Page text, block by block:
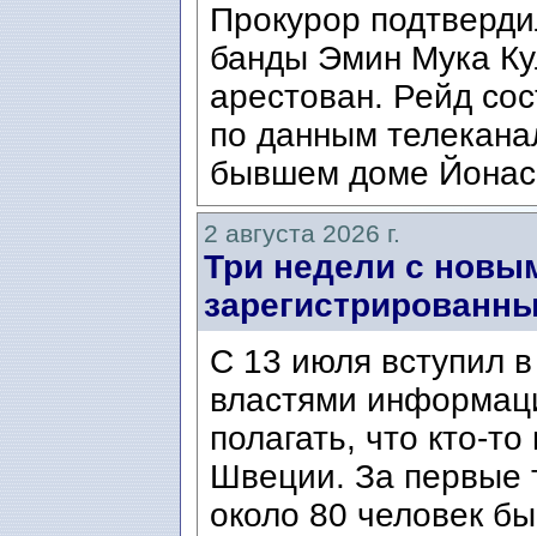
Прокурор
банды Эмин Мука
арестован. Рейд
по данным
бывшем доме
2 августа 2026 г.
Три недели с
С 13 июля вступил
властями
полагать, что кто-
Швеции. За первые
около 80 человек